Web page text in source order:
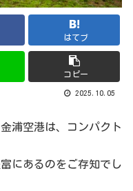
はてブ
コピー
2025.10.05
浦空港は、コンパクト
にあるのをご存知でし